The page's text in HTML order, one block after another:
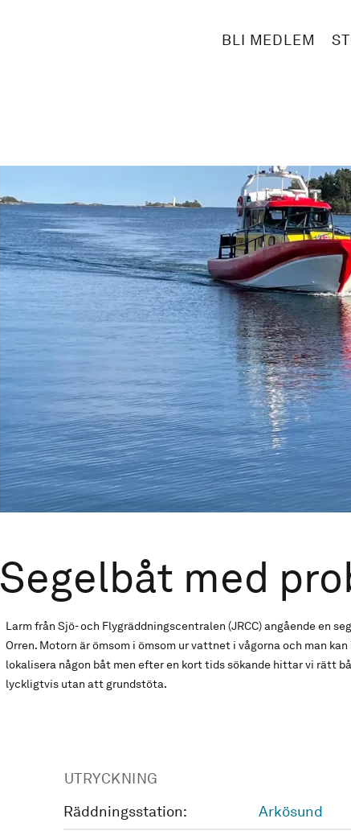
BLI MEDLEM
Segelbåt med
Larm från Sjö- och Flygräddningscentralen (JRCC) angående en
Orren. Motorn är ömsom i ömsom ur vattnet i vågorna och man
lokalisera någon båt men efter en kort tids sökande hittar vi rätt
lyckligtvis utan att grundstöta.
UTRYCKNING
Räddningsstation:
Arkösund